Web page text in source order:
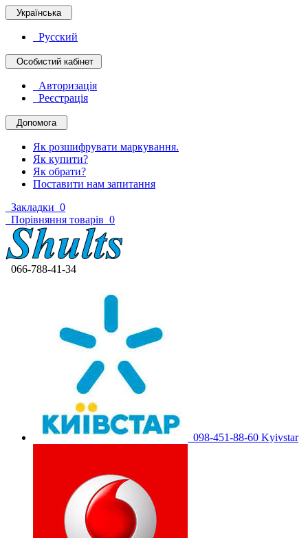
Українська
Русский
Особистий кабінет
Авторизація
Реєстрація
Допомога
Як розшифрувати маркування.
Як купити?
Як обрати?
Поставити нам запитання
Закладки 0
Порівняння товарів 0
066-788-41-34
098-451-88-60 Kyivstar